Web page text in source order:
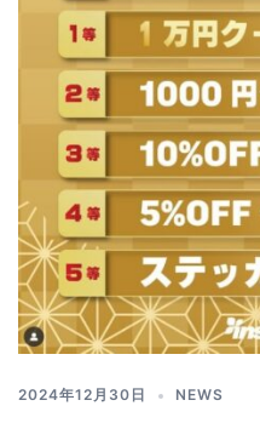
2024年12月30日 NEWS